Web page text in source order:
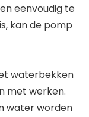
eenvoudig te
kan de pomp
waterbekken
met werken.
water worden